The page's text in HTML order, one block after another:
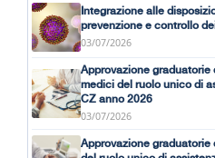
Integrazione alle
prevenzione e controllo
03/07/2026
Approvazione
medici del ruolo unico di
CZ anno 2026
03/07/2026
Approvazione